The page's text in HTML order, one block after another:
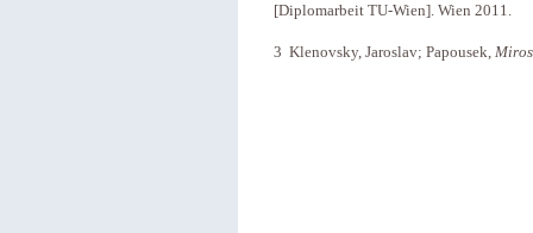
[Diplomarbeit TU-Wien]. Wien 2011.
3 Klenovsky, Jaroslav; Papousek,